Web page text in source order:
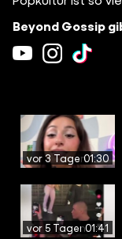
Beyond Gossip
vor 3 Tagen01:30
vor 5 Tagen01:41